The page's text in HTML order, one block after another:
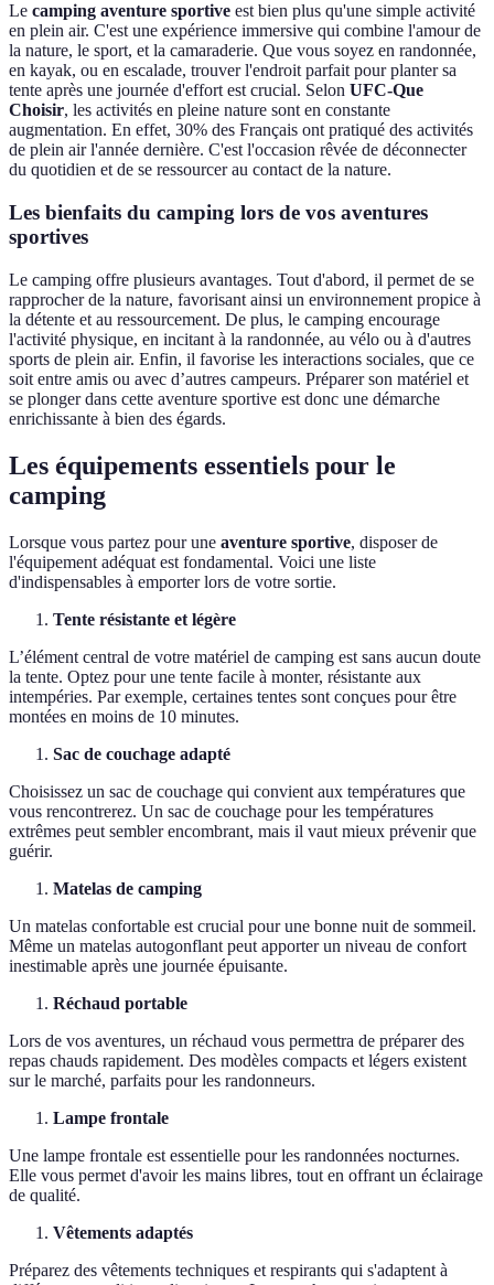
Le camping aventure sportive est bien plus qu'une simple activité
en plein air. C'est une expérience immersive qui combine l'amour de
la nature, le sport, et la camaraderie. Que vous soyez en randonnée,
en kayak, ou en escalade, trouver l'endroit parfait pour planter sa
tente après une journée d'effort est crucial. Selon UFC-Que
Choisir, les activités en pleine nature sont en constante
augmentation. En effet, 30% des Français ont pratiqué des activités
de plein air l'année dernière. C'est l'occasion rêvée de déconnecter
du quotidien et de se ressourcer au contact de la nature.
Les bienfaits du camping lors de vos aventures
sportives
Le camping offre plusieurs avantages. Tout d'abord, il permet de se
rapprocher de la nature, favorisant ainsi un environnement propice à
la détente et au ressourcement. De plus, le camping encourage
l'activité physique, en incitant à la randonnée, au vélo ou à d'autres
sports de plein air. Enfin, il favorise les interactions sociales, que ce
soit entre amis ou avec d’autres campeurs. Préparer son matériel et
se plonger dans cette aventure sportive est donc une démarche
enrichissante à bien des égards.
Les équipements essentiels pour le
camping
Lorsque vous partez pour une aventure sportive, disposer de
l'équipement adéquat est fondamental. Voici une liste
d'indispensables à emporter lors de votre sortie.
Tente résistante et légère
L’élément central de votre matériel de camping est sans aucun doute
la tente. Optez pour une tente facile à monter, résistante aux
intempéries. Par exemple, certaines tentes sont conçues pour être
montées en moins de 10 minutes.
Sac de couchage adapté
Choisissez un sac de couchage qui convient aux températures que
vous rencontrerez. Un sac de couchage pour les températures
extrêmes peut sembler encombrant, mais il vaut mieux prévenir que
guérir.
Matelas de camping
Un matelas confortable est crucial pour une bonne nuit de sommeil.
Même un matelas autogonflant peut apporter un niveau de confort
inestimable après une journée épuisante.
Réchaud portable
Lors de vos aventures, un réchaud vous permettra de préparer des
repas chauds rapidement. Des modèles compacts et légers existent
sur le marché, parfaits pour les randonneurs.
Lampe frontale
Une lampe frontale est essentielle pour les randonnées nocturnes.
Elle vous permet d'avoir les mains libres, tout en offrant un éclairage
de qualité.
Vêtements adaptés
Préparez des vêtements techniques et respirants qui s'adaptent à